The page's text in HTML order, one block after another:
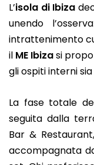
L’isola di Ibiza
unendo
intrattenimento
il ME Ibizasi
gli ospiti interni
La fase totale
seguita dalla
Bar &
accompagnata